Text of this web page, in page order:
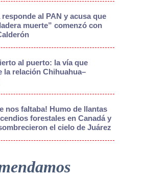
responde al PAN y acusa que
muerte” comenzó con
al puerto: la vía que
la relación Chihuahua–
nos faltaba! Humo de llantas
forestales en Canadá y
el cielo de Juárez